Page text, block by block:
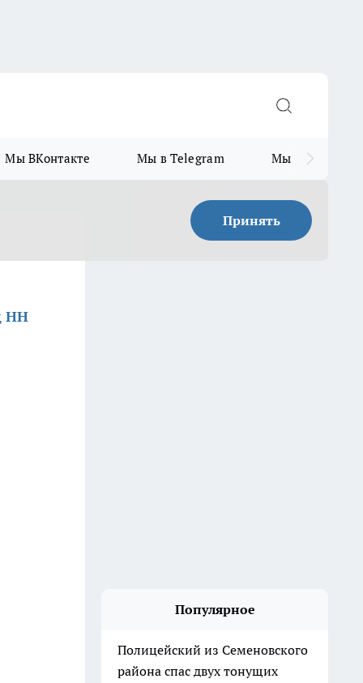
Мы ВКонтакте Мы в Telegram Мы в MAX
Принять
НН
Популярное
Полицейский из Семеновского
района спас двух тонущих